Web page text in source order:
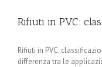
Rifiuti in PVC:
Rifiuti in PVC:
differenza tra le